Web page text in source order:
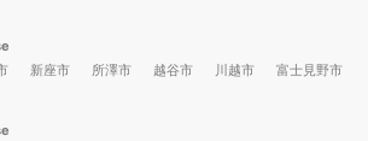
新座市 所澤市 越谷市 川越市
富士見野市